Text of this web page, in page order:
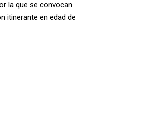
la que se convocan
itinerante en edad de